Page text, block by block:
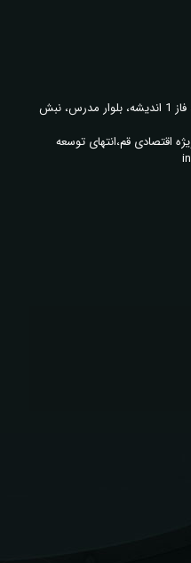
آدرس و انبار اندیشه:تهران، شهریار، فاز 1 اندیشه، بلوار مدرس، نبش
اقتصادی قم،انتهای توسعه